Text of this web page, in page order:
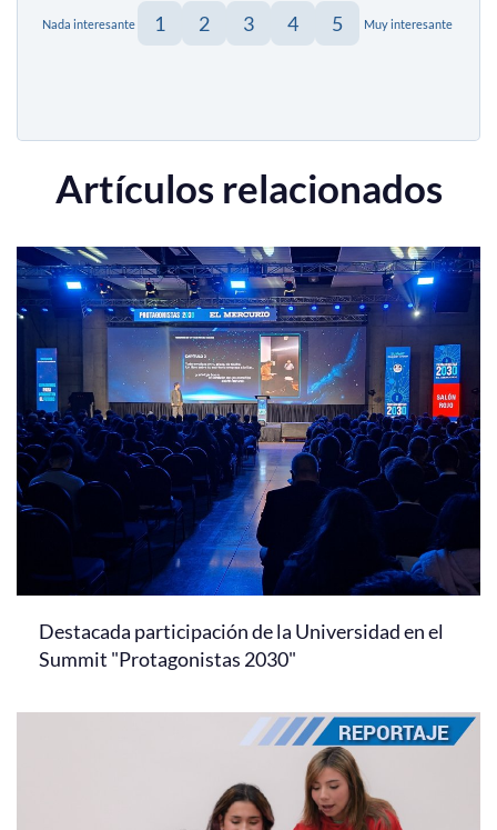
Nada interesante 1 2 3 4 5 Muy interesante
Artículos relacionados
Destacada participación de la Universidad en el
Summit "Protagonistas 2030"